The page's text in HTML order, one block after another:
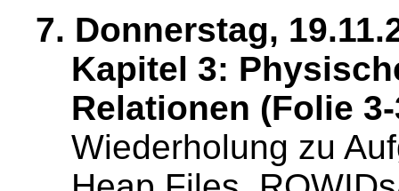
7. Donnerstag,
Kapitel 3:
Relationen (Folie
Wiederholung zu